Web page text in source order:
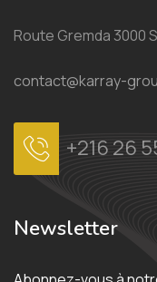
Route Gremda 3000
contact@karray-
+216 26
Newsletter